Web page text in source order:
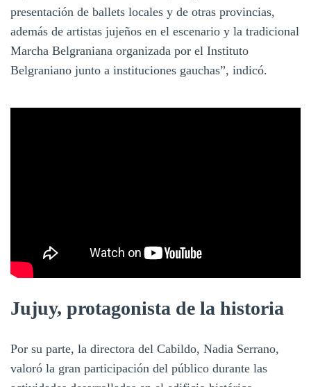
presentación de ballets locales y de otras provincias,
además de artistas jujeños en el escenario y la tradicional
Marcha Belgraniana organizada por el Instituto
Belgraniano junto a instituciones gauchas”, indicó.
Jujuy, protagonista de la historia
Por su parte, la directora del Cabildo, Nadia Serrano,
valoró la gran participación del público durante las